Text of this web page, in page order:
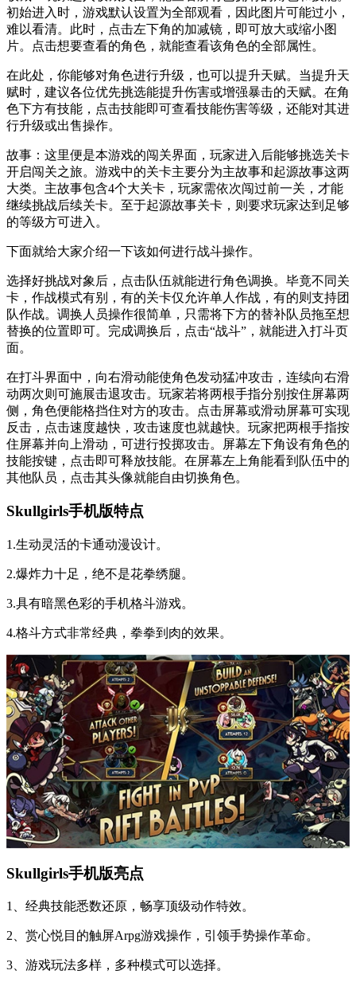
初始进入时，游戏默认设置为全部观看，因此图片可能过小，
难以看清。此时，点击左下角的加减镜，即可放大或缩小图
片。点击想要查看的角色，就能查看该角色的全部属性。
在此处，你能够对角色进行升级，也可以提升天赋。当提升天
赋时，建议各位优先挑选能提升伤害或增强暴击的天赋。在角
色下方有技能，点击技能即可查看技能伤害等级，还能对其进
行升级或出售操作。
故事：这里便是本游戏的闯关界面，玩家进入后能够挑选关卡
开启闯关之旅。游戏中的关卡主要分为主故事和起源故事这两
大类。主故事包含4个大关卡，玩家需依次闯过前一关，才能
继续挑战后续关卡。至于起源故事关卡，则要求玩家达到足够
的等级方可进入。
下面就给大家介绍一下该如何进行战斗操作。
选择好挑战对象后，点击队伍就能进行角色调换。毕竟不同关
卡，作战模式有别，有的关卡仅允许单人作战，有的则支持团
队作战。调换人员操作很简单，只需将下方的替补队员拖至想
替换的位置即可。完成调换后，点击“战斗”，就能进入打斗页
面。
在打斗界面中，向右滑动能使角色发动猛冲攻击，连续向右滑
动两次则可施展击退攻击。玩家若将两根手指分别按住屏幕两
侧，角色便能格挡住对方的攻击。点击屏幕或滑动屏幕可实现
反击，点击速度越快，攻击速度也就越快。玩家把两根手指按
住屏幕并向上滑动，可进行投掷攻击。屏幕左下角设有角色的
技能按键，点击即可释放技能。在屏幕左上角能看到队伍中的
其他队员，点击其头像就能自由切换角色。
Skullgirls手机版特点
1.生动灵活的卡通动漫设计。
2.爆炸力十足，绝不是花拳绣腿。
3.具有暗黑色彩的手机格斗游戏。
4.格斗方式非常经典，拳拳到肉的效果。
Skullgirls手机版亮点
1、经典技能悉数还原，畅享顶级动作特效。
2、赏心悦目的触屏Arpg游戏操作，引领手势操作革命。
3、游戏玩法多样，多种模式可以选择。